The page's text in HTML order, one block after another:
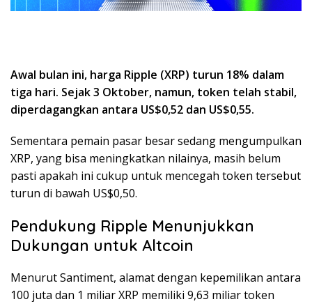
Awal bulan ini, harga Ripple (XRP) turun 18% dalam
tiga hari. Sejak 3 Oktober, namun, token telah stabil,
diperdagangkan antara US$0,52 dan US$0,55.
Sementara pemain pasar besar sedang mengumpulkan
XRP, yang bisa meningkatkan nilainya, masih belum
pasti apakah ini cukup untuk mencegah token tersebut
turun di bawah US$0,50.
Pendukung Ripple Menunjukkan
Dukungan untuk Altcoin
Menurut Santiment, alamat dengan kepemilikan antara
100 juta dan 1 miliar XRP memiliki 9,63 miliar token